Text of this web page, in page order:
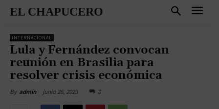
EL CHAPUCERO
INTERNACIONAL
Lula y Fernández convocan
reunión en Brasilia para
resolver crisis económica
By admin junio 26, 2023 0